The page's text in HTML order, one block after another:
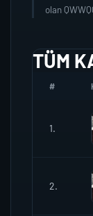
olan
TÜM
#
1.
2.